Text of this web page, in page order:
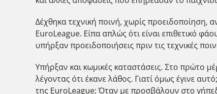
Δέχθηκα τεχνική ποινή, χωρίς προειδοποίηση,
EuroLeague. Είπα απλώς ότι είναι επιθετικό
υπήρξαν προειδοποιήσεις πριν τις τεχνικές
Υπήρξαν και κωμικές καταστάσεις. Στο πρώτο
λέγοντας ότι έκανε λάθος. Γιατί όμως έγινε
της EuroLeague; Όταν με προσβάλουν στο